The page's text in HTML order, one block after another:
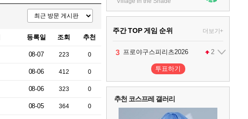
등록일 조회 추천
08-07 223 0
08-06 412 0
08-06 323 0
08-05 364 0
주간 TOP 게임 순위 더보기+
1 팰월드
2 1
3 프로야구스피리츠2026 2
4 드래곤소드 : 어웨이크닝 2
5 블라인드 삼국 1
투표하기
추천 코스프레 갤러리